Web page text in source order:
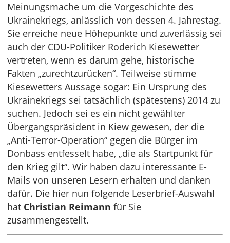
Meinungsmache um die Vorgeschichte des
Ukrainekriegs, anlässlich von dessen 4. Jahrestag.
Sie erreiche neue Höhepunkte und zuverlässig sei
auch der CDU-Politiker Roderich Kiesewetter
vertreten, wenn es darum gehe, historische
Fakten „zurechtzurücken“. Teilweise stimme
Kiesewetters Aussage sogar: Ein Ursprung des
Ukrainekriegs sei tatsächlich (spätestens) 2014 zu
suchen. Jedoch sei es ein nicht gewählter
Übergangspräsident in Kiew gewesen, der die
„Anti-Terror-Operation“ gegen die Bürger im
Donbass entfesselt habe, „die als Startpunkt für
den Krieg gilt“. Wir haben dazu interessante E-
Mails von unseren Lesern erhalten und danken
dafür. Die hier nun folgende Leserbrief-Auswahl
hat Christian Reimann für Sie
zusammengestellt.